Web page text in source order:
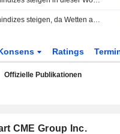
US-Aktienindizes steigen, da Wetten auf eine Fed-Pause nach unerwartetem Rückgang der Beschäftigung außerhalb der Landwirtschaft zunehmen
Ratings
Offizielle Publikationen
CME Group Inc.